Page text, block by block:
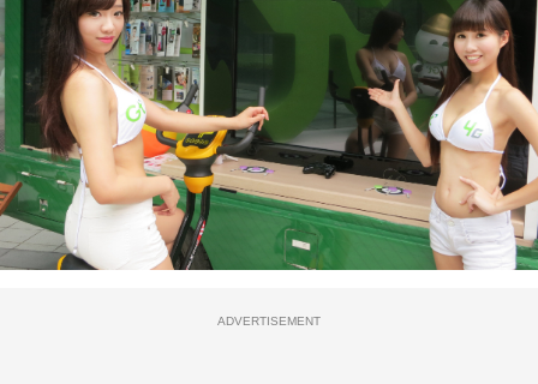
ADVERTISEMENT